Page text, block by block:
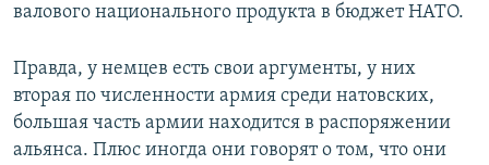
валового национального продукта в бюджет НАТО.
Правда, у немцев есть свои аргументы, у них
вторая по численности армия среди натовских,
большая часть армии находится в распоряжении
альянса. Плюс иногда они говорят о том, что они